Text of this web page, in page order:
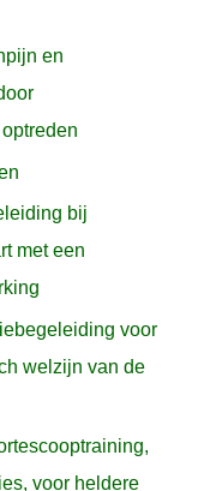
en
bij
met een
voor
welzijn van de
voor heldere